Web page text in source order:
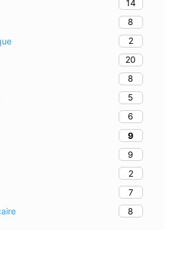
14
8
2
20
8
5
6
9
9
2
7
8